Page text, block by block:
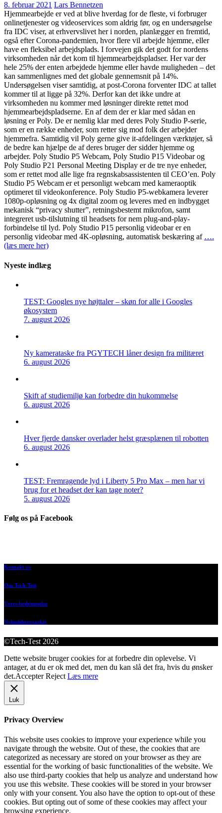
8. februar 2021 Lars Bennetzen
Hjemmearbejde er ved at blive hverdag for de fleste, vi forbruger
onlinetjenester og videoservices som aldrig før, og en undersøgelse
fra IDC viser, at erhvervslivet her i norden, planlægger en fremtid,
også efter Corona-pandemien, hvor flere vil arbejde hjemme, eller
have en fleksibel arbejdsplads. I forvejen gik det godt for nordens
virksomheden når det kom til hjemmearbejdspladser. Her var der
hele 25% der enten arbejdede hjemme eller havde muligheden – det
kan sammenlignes med det globale gennemsnit på 14%.
Undersøgelsen viser samtidig, at post-Corona forventer IDC at tallet
kommer til at ligge på 32%. Derfor kan det ikke undre at
virksomheden nu kommer med løsninger direkte rettet mod
hjemmearbejdspladserne. En af dem der er klar med sådan en
løsning er Poly. De er nemlig klar med deres Poly Studio P-serie,
som er en række enheder, som retter sig mod folk der arbejder
hjemmefra. Samtidig vil Poly gerne give it-afdelingen værktøjer, så
de bedre kan hjælpe de af deres bruger der sidder hjemme og
arbejder. Poly Studio P5 Webcam, Poly Studio P15 Videobar og
Poly Studio P21 Personal Meeting Display er de tre nye enheder,
som er rettet mod alle lige fra regnskabsassistenten til CEO’en. Poly
Studio P5 Webcam er et personligt webcam med kameraoptik
optimeret til videokonference. Poly Studio P5-webkamera leverer
1080p-opløsning og 4x digital zoom og leveres med en indbygget
mekanisk “privacy shutter”, retningsbestemt mikrofon, samt
integreret usb-tilslutning til headsets for nem plug-and-play-
forbindelse til lyd. Poly Studio P15 personlig videobar er en
personlig videobar med 4K-opløsning, automatisk beskæring af ….
(læs mere her)
Nyeste indlæg
TEST: Googles nye højttaler – skøn for alle i Googles
økosystem
7. august 2026
Ny kamerataske fra PGYTECH låner design fra militæret
6. august 2026
Skift af studiemiljø kan forbedre din hukommelse
6. august 2026
Hver fjerde dansker overlader helst græsplænen til robotten
6. august 2026
TEST: Fremragende lyd i Liberty 5 Pro Max – men har vi
brug for et headset der kan tage noter?
5. august 2026
Følg os på Facebook
Kontakt os
Om Tech-Test
Vores bedømmelse
Nyhedsbrevsarkiv
©Tech-Test 2026
Dette website bruger cookies for at forbedre din oplevelse. Vi
antager, at du er ok med det, men du kan slå det fra, hvis du ønsker
det.Accepter Reject Læs mere
Luk
Privacy Overview
This website uses cookies to improve your experience while you
navigate through the website. Out of these, the cookies that are
categorized as necessary are stored on your browser as they are
essential for the working of basic functionalities of the website. We
also use third-party cookies that help us analyze and understand how
you use this website. These cookies will be stored in your browser
only with your consent. You also have the option to opt-out of these
cookies. But opting out of some of these cookies may affect your
browsing experience.